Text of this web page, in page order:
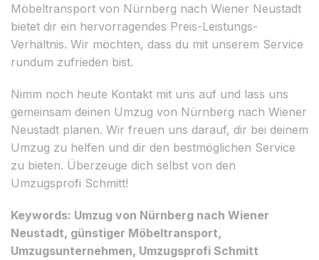
Möbeltransport von Nürnberg nach Wiener Neustadt
bietet dir ein hervorragendes Preis-Leistungs-
Verhältnis. Wir möchten, dass du mit unserem Service
rundum zufrieden bist.
Nimm noch heute Kontakt mit uns auf und lass uns
gemeinsam deinen Umzug von Nürnberg nach Wiener
Neustadt planen. Wir freuen uns darauf, dir bei deinem
Umzug zu helfen und dir den bestmöglichen Service
zu bieten. Überzeuge dich selbst von den
Umzugsprofi Schmitt!
Keywords: Umzug von Nürnberg nach Wiener
Neustadt, günstiger Möbeltransport,
Umzugsunternehmen, Umzugsprofi Schmitt